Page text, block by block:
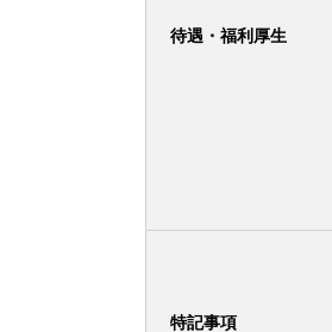
待遇・福利厚生
特記事項